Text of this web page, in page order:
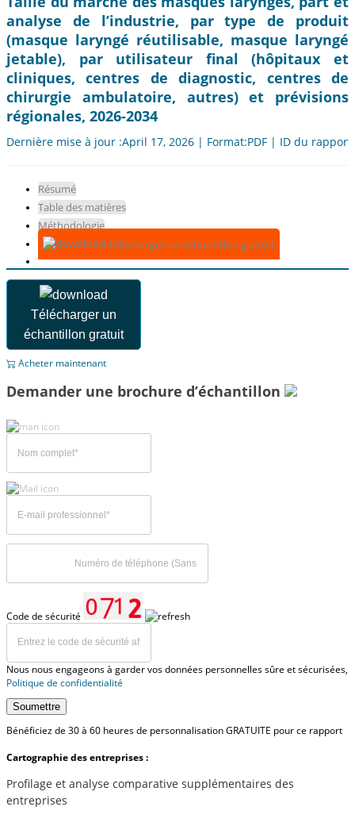
analyse de l’industrie, par type de produit
(masque laryngé réutilisable, masque laryngé
jetable), par utilisateur final (hôpitaux et
cliniques, centres de diagnostic, centres de
chirurgie ambulatoire, autres) et prévisions
régionales, 2026-2034
Dernière mise à jour :April 17, 2026 | Format:PDF | ID du
Résumé
Table des matières
Méthodologie
Télécharger un échantillon gratuit
Télécharger un
échantillon gratuit
Acheter maintenant
Demander une brochure d’échantillon
Code de sécurité
Nous nous engageons à garder vos données personnelles sûre et sécurisées,
Politique de confidentialité
Soumettre
Bénéficiez de 30 à 60 heures de personnalisation GRATUITE pour ce rapport
Cartographie des entreprises :
Profilage et analyse comparative supplémentaires des
entreprises